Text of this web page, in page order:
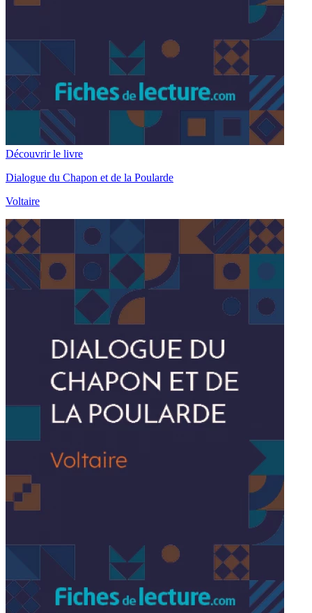
Découvrir le livre
Dialogue du Chapon et de la Poularde
Voltaire